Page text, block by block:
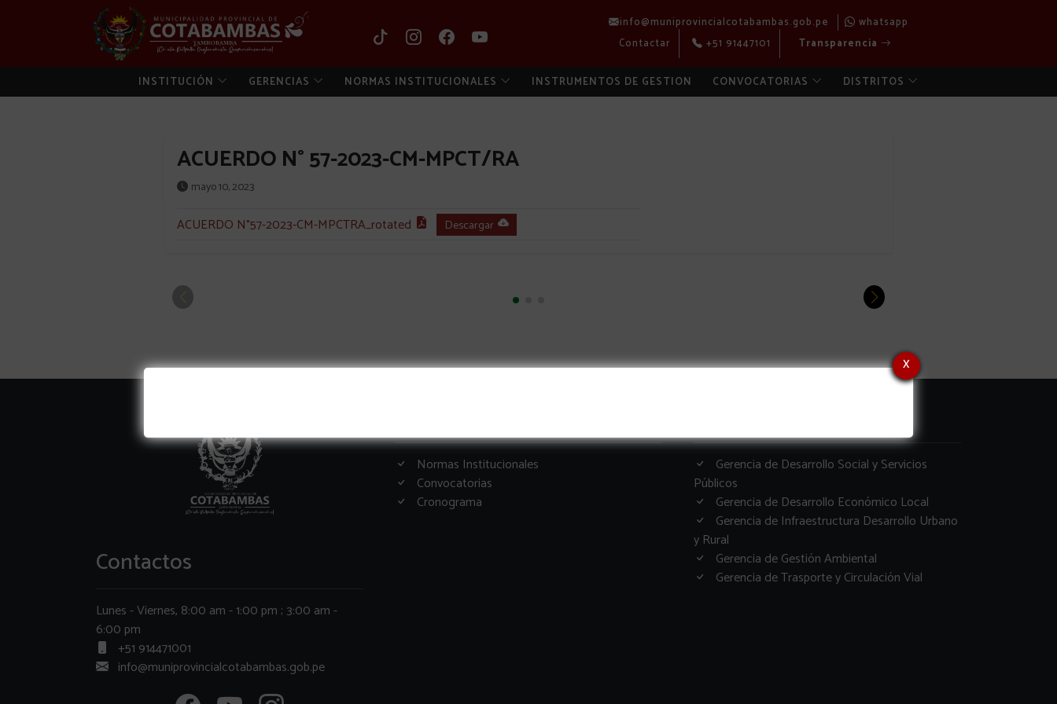
info@muniprovincialcotabambas.gob.pe
whatsapp
Contactar
+51 91447101 Transparencia
INSTITUCIÓN GERENCIAS NORMAS INSTITUCIONALES INSTRUMENTOS DE GESTION CONVOCATORIAS DISTRITOS
ACUERDO N° 57-2023-CM-MPCT/RA
mayo 10, 2023
ACUERDO N°57-2023-CM-MPCTRA_rotated Descargar
x
Contactos
Lunes - Viernes, 8:00 am - 1:00 pm ; 3:00 am -
6:00 pm
+51 914471001
info@muniprovincialcotabambas.gob.pe
Normas Institucionales
Convocatorias
Cronograma
Gerencia de Desarrollo Social y Servicios
Públicos
Gerencia de Desarrollo Económico Local
Gerencia de Infraestructura Desarrollo Urbano
y Rural
Gerencia de Gestión Ambiental
Gerencia de Trasporte y Circulación Vial